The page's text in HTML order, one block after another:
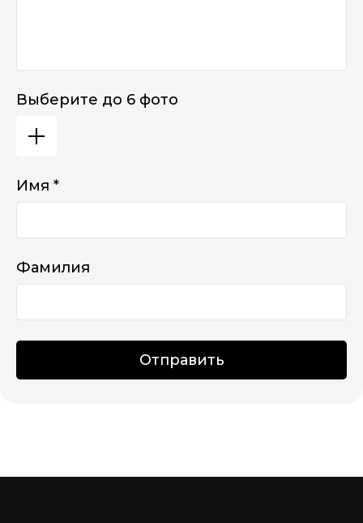
Выберите до 6 фото
Имя *
Фамилия
Отправить